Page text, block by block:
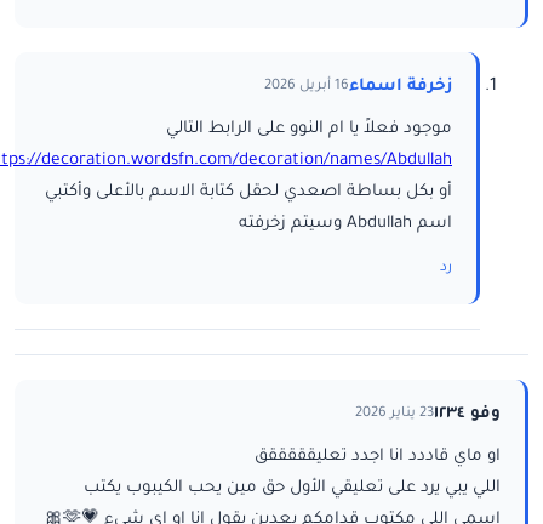
زخرفة اسماء16 أبريل 2026
موجود فعلاً يا ام النوو على الرابط التالي
decoration.wordsfn.com/decoration/names/Abdullah/
أو بكل بساطة اصعدي لحقل كتابة الاسم بالأعلى وأكتبي
اسم Abdullah وسيتم زخرفته
رد
وفو ١٢٣٤ 23 يناير 2026
او ماي قاددد انا اجدد تعليقققققق
اللي يبي يرد على تعليقي الأول حق مين يحب الكيبوب يكتب
اسمي اللي مكتوب قدامكم بعدين يقول انا او اي شيء 💗🫶🎀